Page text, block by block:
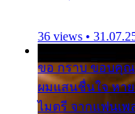
36 views •
ขอ กราบ ขอบคุณ
ผมแสนชื่นใจ หาย
ไมตรี จากแฟนเ